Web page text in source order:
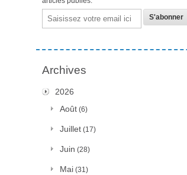
Email
Archives
2026
Août (6)
Juillet (17)
Juin (28)
Mai (31)